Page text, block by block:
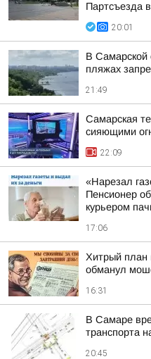
Партсъезда
20:01
В Самарской
пляжах
21:49
Самарская
сияющими
22:09
«Нарезал
Пенсионер
курьером
17:06
Хитрый план
обманул
16:31
В Самаре
транспорта
20:45